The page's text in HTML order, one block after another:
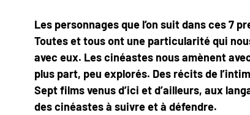
Les personnages que l’on suit dans ces 7
Toutes et tous ont une particularité qui
avec eux. Les cinéastes nous amènent
plus part, peu explorés. Des récits de
Sept films venus d’ici et d’ailleurs, aux
des cinéastes à suivre et à défendre.